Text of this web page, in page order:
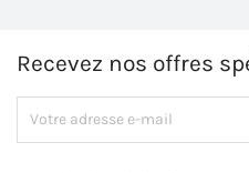
Recevez nos offres